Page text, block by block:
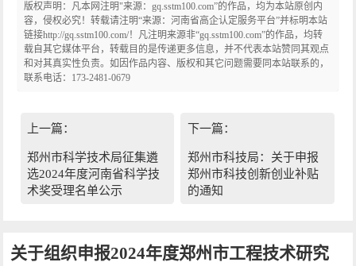
版权声明：凡本网注明"来源：gq.sstm100.com”的作品，均为本站原创内
容，侵权必究！转载请注明“来源：河南省高企认定服务平台”并标明本站
链接http://gq.sstm100.com/！凡注明来源非“gq.sstm100.com”的作品，均转
载自其它媒体平台，转载目的是传递更多信息，并不代表本站赞同其观点
和对其真实性负责。如因作品内容、版权和其它问题需要同本站联系的，
联系电话：173-2481-0679
上一篇：
郑州市科学技术局征集遴
选2024年度河南省科学技
术奖受理名单公示
下一篇：
郑州市科技局：关于申报
郑州市科技创新创业补贴
的通知
关于组织申报2024年度郑州市工程技术研究